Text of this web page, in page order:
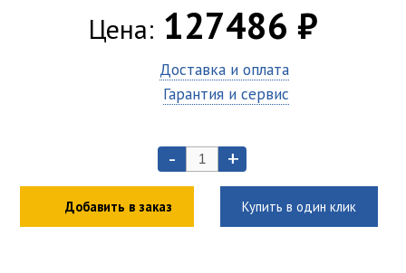
Цена: 127486 ₽
Доставка и оплата
Гарантия и сервис
- +
Добавить в заказ Купить в один клик